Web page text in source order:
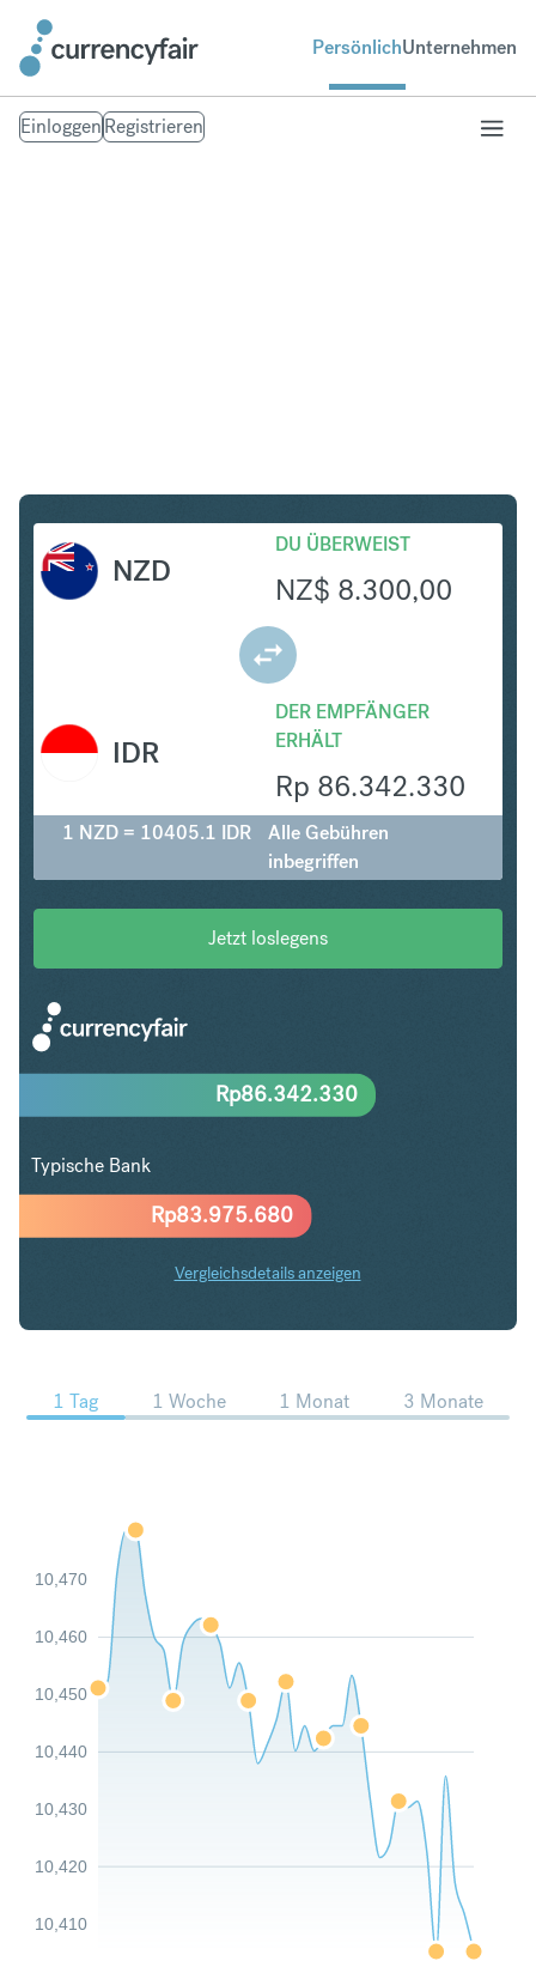
PersönlichUnternehmen
EinloggenRegistrieren
NZD
DU ÜBERWEIST
NZ$ 8.300,00
DER EMPFÄNGER
ERHÄLT
Rp 86.342.330
IDR
1 NZD = 10405.1 IDR
Alle Gebühren
inbegriffen
Jetzt loslegens
Rp83.975.680
Rp86.342.330
Typische Bank
Vergleichsdetails anzeigen
NZD in IDR Trends
1 Tag 1 Woche 1 Monat 3 Monate
10,410
10,420
10,430
10,440
10,450
10,460
10,470